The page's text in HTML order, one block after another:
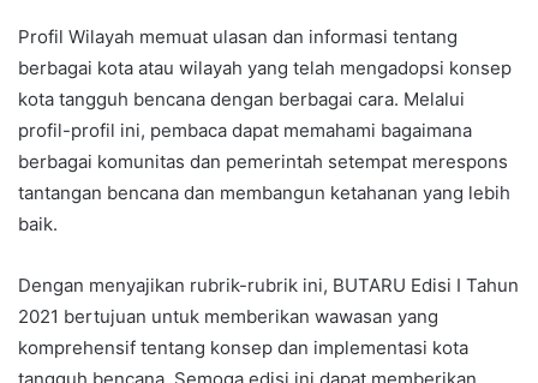
Profil Wilayah memuat ulasan dan informasi tentang
berbagai kota atau wilayah yang telah mengadopsi konsep
kota tangguh bencana dengan berbagai cara. Melalui
profil-profil ini, pembaca dapat memahami bagaimana
berbagai komunitas dan pemerintah setempat merespons
tantangan bencana dan membangun ketahanan yang lebih
baik.
Dengan menyajikan rubrik-rubrik ini, BUTARU Edisi I Tahun
2021 bertujuan untuk memberikan wawasan yang
komprehensif tentang konsep dan implementasi kota